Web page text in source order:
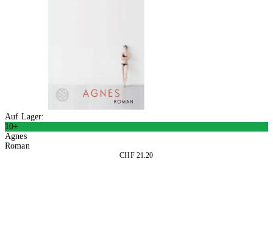
Auf Lager:
10+
Agnes
Roman
CHF 21.20